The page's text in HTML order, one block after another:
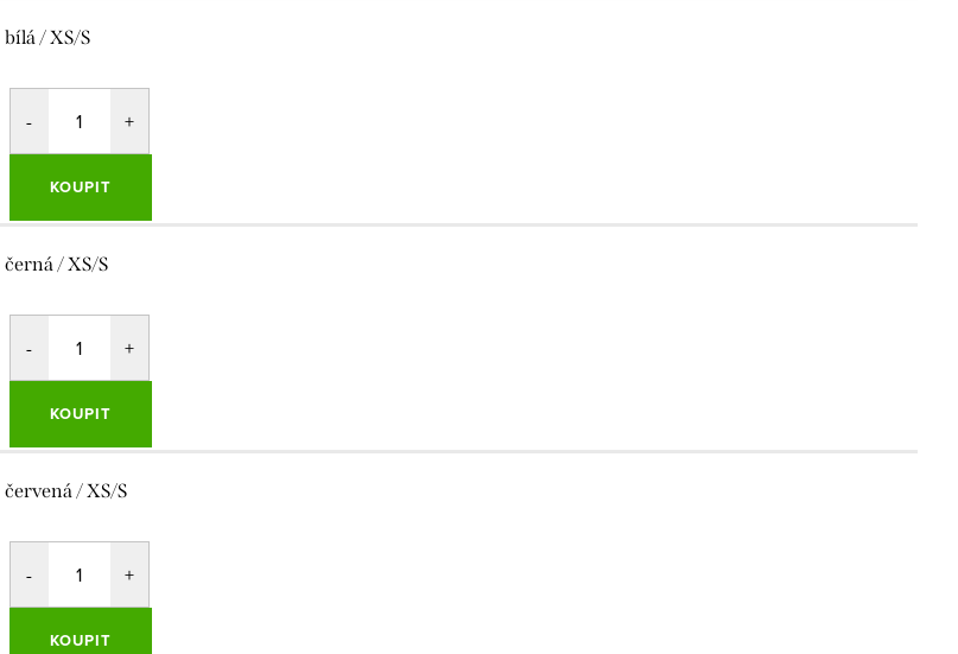
bílá / XS/S
KOUPIT
černá / XS/S
KOUPIT
červená / XS/S
KOUPIT